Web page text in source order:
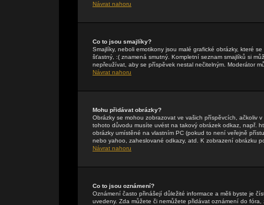
Návrat nahoru
Co to jsou smajlíky?
Smajlíky, neboli emotikony jsou malé grafické obrázky, které
šťastný, :( znamená smutný. Kompletní seznam smajlíků si
nepřeužívat, aby se příspěvek nestal nečitelným. Moderátor
Návrat nahoru
Mohu přidávat obrázky?
Obrázky se mohou zobrazovat ve vašich příspěvcích, ačkoliv
tohoto důvodu musíte uvést na takový obrázek odkaz, např.
obrázky umístěné na vlastním PC (pokud to není veřejně
nebo yahoo, zaheslované odkazy, atd. K zobrazení obrázku
Návrat nahoru
Co to jsou oznámení?
Oznámení často přinášejí důležité informace a měli byste je
uvedeny. Zda můžete či nemůžete přidávat oznámení do